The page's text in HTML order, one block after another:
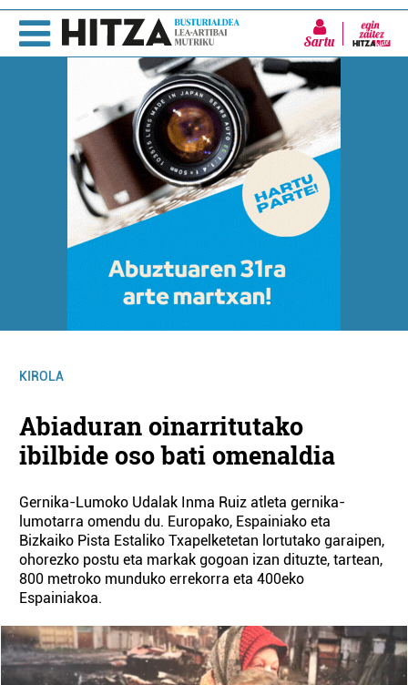
Sartu
KIROLA
Abiaduran oinarritutako
ibilbide oso bati omenaldia
Gernika-Lumoko Udalak Inma Ruiz atleta gernika-
lumotarra omendu du. Europako, Espainiako eta
Bizkaiko Pista Estaliko Txapelketetan lortutako garaipen,
ohorezko postu eta markak gogoan izan dituzte, tartean,
800 metroko munduko errekorra eta 400eko
Espainiakoa.